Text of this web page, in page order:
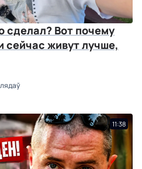
сделал? Вот почему
сейчас живут лучше,
11:38